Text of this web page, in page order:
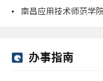
南昌应用技术师范学院2024年
办事指南